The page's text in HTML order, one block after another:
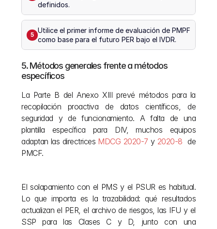
definidos.
5
Utilice el primer informe de evaluación de PMPF
como base para el futuro PER bajo el IVDR.
5. Métodos generales frente a métodos
específicos
La Parte B del Anexo XIII prevé métodos para la
recopilación proactiva de datos científicos, de
seguridad y de funcionamiento. A falta de una
plantilla específica para DIV, muchos equipos
adaptan las directrices MDCG 2020-7 y 2020-8 de
PMCF.
El solapamiento con el PMS y el PSUR es habitual.
Lo que importa es la trazabilidad: qué resultados
actualizan el PER, el archivo de riesgos, las IFU y el
SSP para las Clases C y D, junto con una